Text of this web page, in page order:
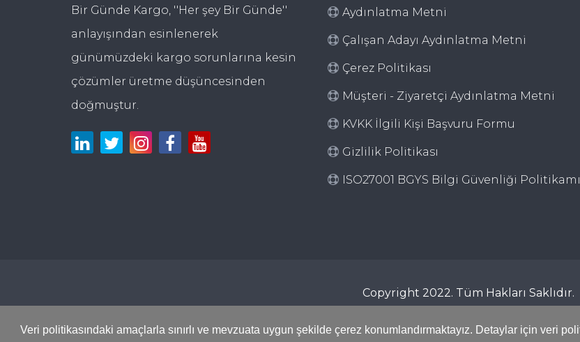
Veri politikasındaki amaçlarla sınırlı ve mevzuata uygun şekilde çerez konumlandırmaktayız. Detaylar için veri
Bir Günde Kargo, ''Her şey Bir Günde''
anlayışından esinlenerek
günümüzdeki kargo sorunlarına kesin
çözümler üretme düşüncesinden
doğmuştur.
Aydınlatma Metni
Çalışan Adayı Aydınlatma Metni
Çerez Politikası
Müşteri - Ziyaretçi Aydınlatma Metni
KVKK İlgili Kişi Başvuru Formu
Gizlilik Politikası
ISO27001 BGYS Bilgi Güvenliği
Copyright 2022. Tüm Hakları Saklıdır.